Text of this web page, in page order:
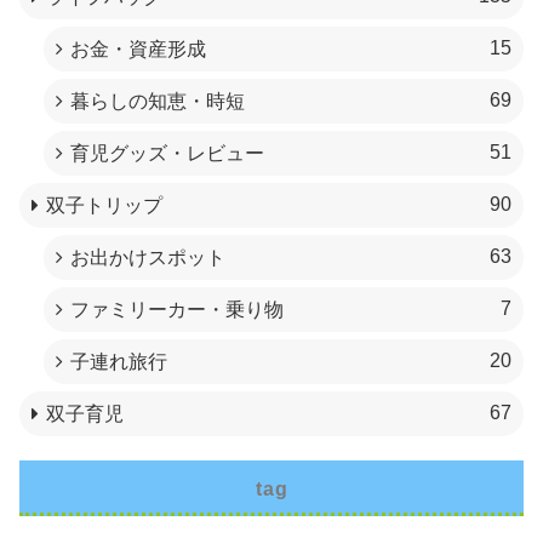
お金・資産形成 15
暮らしの知恵・時短 69
育児グッズ・レビュー 51
双子トリップ 90
お出かけスポット 63
ファミリーカー・乗り物 7
子連れ旅行 20
双子育児 67
tag